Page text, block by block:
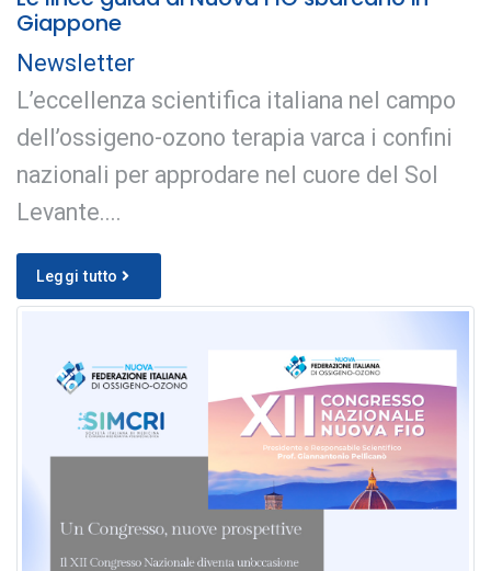
Giappone
Newsletter
L’eccellenza scientifica italiana nel campo
dell’ossigeno-ozono terapia varca i confini
nazionali per approdare nel cuore del Sol
Levante....
Leggi tutto